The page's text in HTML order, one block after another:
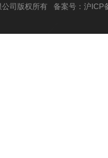
公司版权所有 备案号：沪ICP